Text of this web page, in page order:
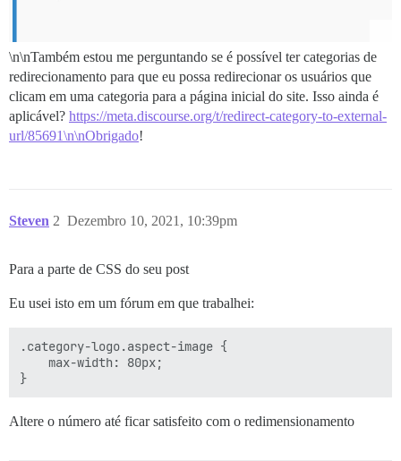
\n\nTambém estou me perguntando se é possível ter categorias de
redirecionamento para que eu possa redirecionar os usuários que
clicam em uma categoria para a página inicial do site. Isso ainda é
aplicável? https://meta.discourse.org/t/redirect-category-to-external-
url/85691\n\nObrigado!
Steven Dezembro 10, 2021, 10:39pm
2
Para a parte de CSS do seu post
Eu usei isto em um fórum em que trabalhei:
.category-logo.aspect-image {
    max-width: 80px;
Altere o número até ficar satisfeito com o redimensionamento